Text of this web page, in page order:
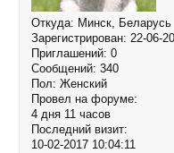
Откуда: Минск, Беларусь
Зарегистрирован: 22-06-
Приглашений: 0
Сообщений: 340
Пол: Женский
Провел на форуме:
4 дня 11 часов
Последний визит:
10-02-2017 10:04:11